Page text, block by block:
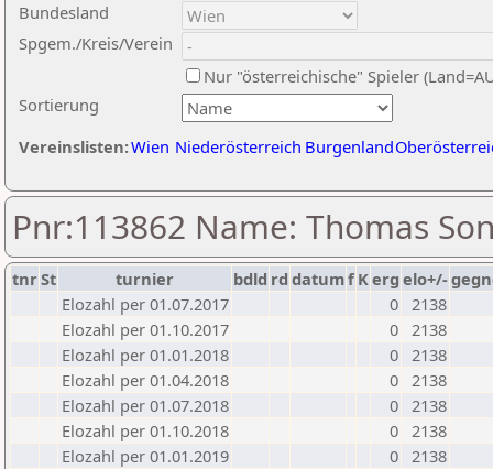
Sortierung
Bundesland
Spgem./Kreis/Verein
Nur "österreichische" Spieler
Vereinslisten:Wien Niederösterreich Burgenland
Pnr:113862 Name: Thomas
tnrSt turnier bdld rd datumf Kerg elo+/-
Elozahl per 01.07.2017
0 2138
Elozahl per 01.10.2017
0 2138
Elozahl per 01.01.2018
0 2138
Elozahl per 01.04.2018
0 2138
Elozahl per 01.07.2018
0 2138
Elozahl per 01.10.2018
0 2138
Elozahl per 01.01.2019
0 2138